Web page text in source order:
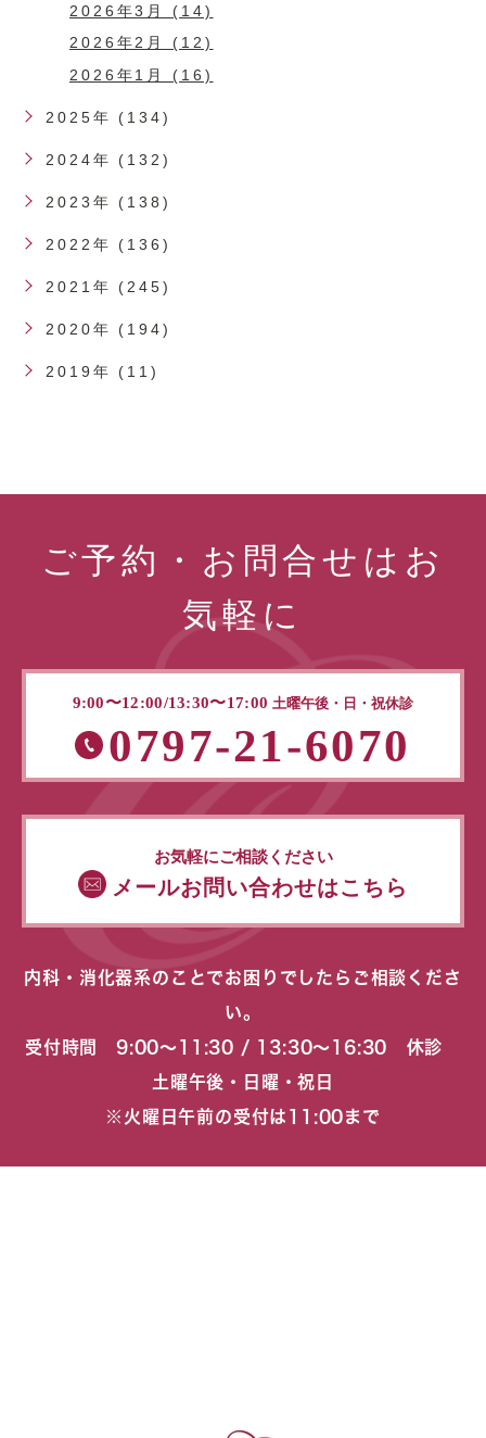
2026年3月 (14)
2026年2月 (12)
2026年1月 (16)
2025年 (134)
2024年 (132)
2023年 (138)
2022年 (136)
2021年 (245)
2020年 (194)
2019年 (11)
ご予約・お問合せはお
気軽に
9:00〜12:00/13:30〜17:00 土曜午後・日・祝休診
0797-21-6070
お気軽にご相談ください
メールお問い合わせはこちら
内科・消化器系のことでお困りでしたらご相談くださ
い。
受付時間 9:00〜11:30 / 13:30〜16:30 休診
土曜午後・日曜・祝日
※火曜日午前の受付は11:00まで